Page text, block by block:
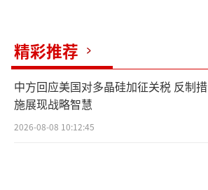
精彩推荐
中方回应美国对多晶硅加征关税 反制措
施展现战略智慧
2026-08-08 10:12:45